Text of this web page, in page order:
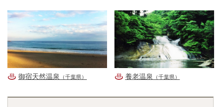
御宿天然温泉 （千葉県） 養老温泉 （千葉県）